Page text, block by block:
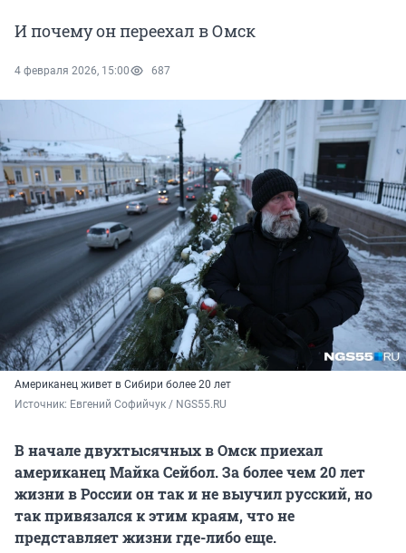
И почему он переехал в Омск
4 февраля 2026, 15:00 687
Американец живет в Сибири более 20 лет
Источник: Евгений Софийчук / NGS55.RU
В начале двухтысячных в Омск приехал
американец Майка Сейбол. За более чем 20 лет
жизни в России он так и не выучил русский, но
так привязался к этим краям, что не
представляет жизни где-либо еще.